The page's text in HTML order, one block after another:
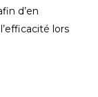
d’en
lors